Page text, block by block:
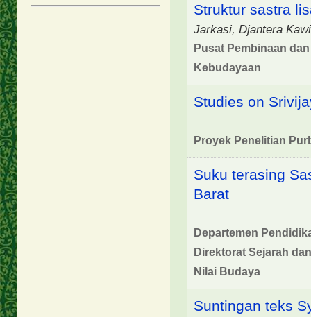
Struktur sastra
Jarkasi, Djantera
Pusat Pembinaan
Kebudayaan
Studies on
Proyek Penelitian
Suku terasing
Barat
Departemen
Direktorat Sejarah
Nilai Budaya
Suntingan teks